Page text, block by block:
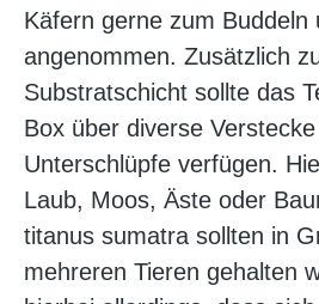
Käfern gerne zum Buddeln
angenommen. Zusätzlich
Substratschicht sollte das
Box über diverse Verstecke
Unterschlüpfe verfügen.
Laub, Moos, Äste oder
titanus sumatra sollten in
mehreren Tieren gehalten